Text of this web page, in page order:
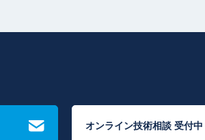
オンライン技術相談 受付中